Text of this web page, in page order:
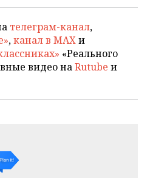
телеграм-канал,
,канал в MAXи
«Реального
видео наRutube и